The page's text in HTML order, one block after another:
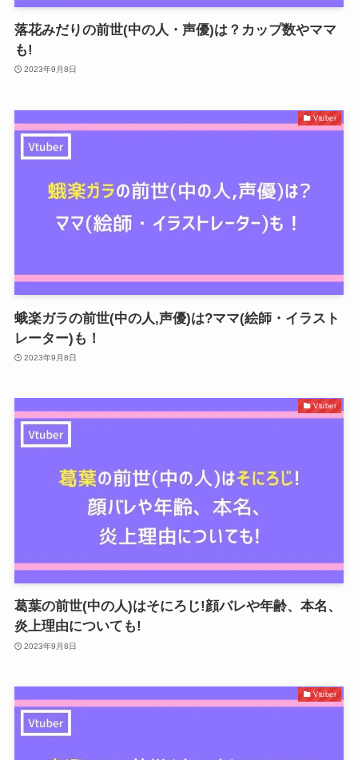
落花みだりの前世(中の人・声優)は？カップ数やママ
も!
2023年9月8日
Vtuber
蛾楽ガラの前世(中の人,声優)は?ママ(絵師・イラスト
レーター)も！
2023年9月8日
Vtuber
葛葉の前世(中の人)はそにろじ!顔バレや年齢、本名、
炎上理由についても!
2023年9月8日
Vtuber